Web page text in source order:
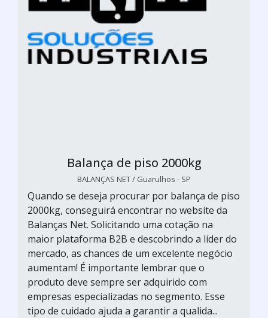
Balança de piso 2000kg
BALANÇAS NET / Guarulhos - SP
Quando se deseja procurar por balança de piso
2000kg, conseguirá encontrar no website da
Balanças Net. Solicitando uma cotação na
maior plataforma B2B e descobrindo a líder do
mercado, as chances de um excelente negócio
aumentam! É importante lembrar que o
produto deve sempre ser adquirido com
empresas especializadas no segmento. Esse
tipo de cuidado ajuda a garantir a qualida...